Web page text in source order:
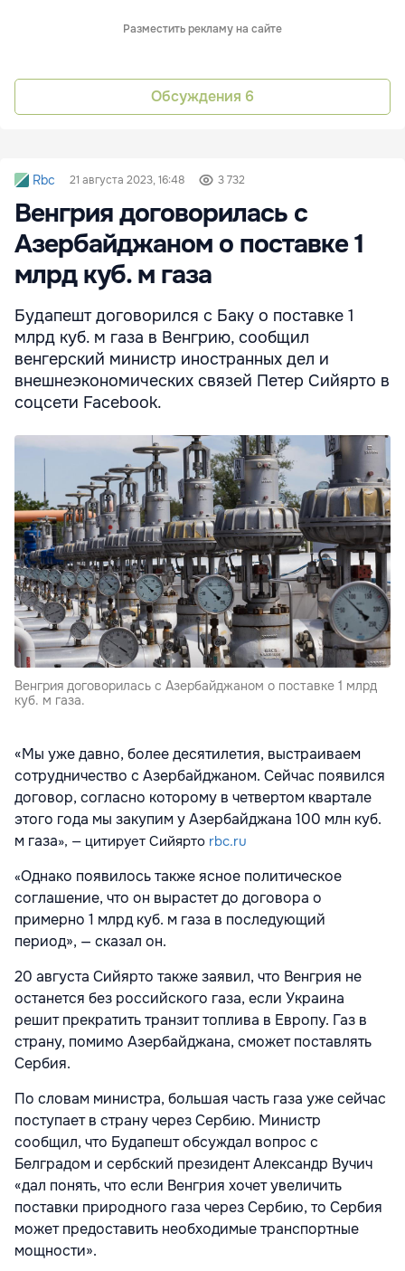
Разместить рекламу на сайте
Обсуждения 6
Rbc 21 августа 2023, 16:48 3 732
Венгрия договорилась с
Азербайджаном о поставке 1
млрд куб. м газа
Будапешт договорился с Баку о поставке 1
млрд куб. м газа в Венгрию, сообщил
венгерский министр иностранных дел и
внешнеэкономических связей Петер Сийярто в
соцсети Facebook.
Венгрия договорилась с Азербайджаном о поставке 1 млрд
куб. м газа.
«Мы уже давно, более десятилетия, выстраиваем
сотрудничество с Азербайджаном. Сейчас появился
договор, согласно которому в четвертом квартале
этого года мы закупим у Азербайджана 100 млн куб.
м газа», — цитирует Сийярто rbc.ru
«Однако появилось также ясное политическое
соглашение, что он вырастет до договора о
примерно 1 млрд куб. м газа в последующий
период», — сказал он.
20 августа Сийярто также заявил, что Венгрия не
останется без российского газа, если Украина
решит прекратить транзит топлива в Европу. Газ в
страну, помимо Азербайджана, сможет поставлять
Сербия.
По словам министра, большая часть газа уже сейчас
поступает в страну через Сербию. Министр
сообщил, что Будапешт обсуждал вопрос с
Белградом и сербский президент Александр Вучич
«дал понять, что если Венгрия хочет увеличить
поставки природного газа через Сербию, то Сербия
может предоставить необходимые транспортные
мощности».